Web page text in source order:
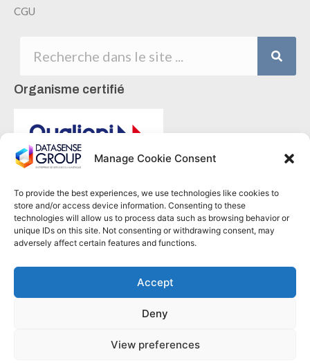
Manage Cookie Consent
To provide the best experiences, we use technologies like cookies to
store and/or access device information. Consenting to these
technologies will allow us to process data such as browsing behavior or
unique IDs on this site. Not consenting or withdrawing consent, may
adversely affect certain features and functions.
Accept
Deny
View preferences
CGU
Organisme certifié
La certification qualité a été délivrée au titre
de la catégorie d'action suivante :Actions
de Formation
© 2023 Datasense-Group